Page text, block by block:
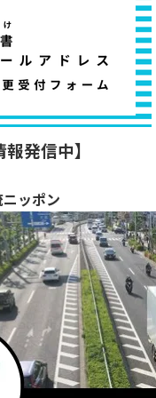
報発信中】
ッポン